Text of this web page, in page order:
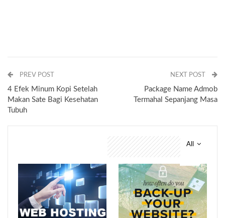
PREV POST
4 Efek Minum Kopi Setelah
Makan Sate Bagi Kesehatan
Tubuh
NEXT POST
Package Name Admob
Termahal Sepanjang Masa
All